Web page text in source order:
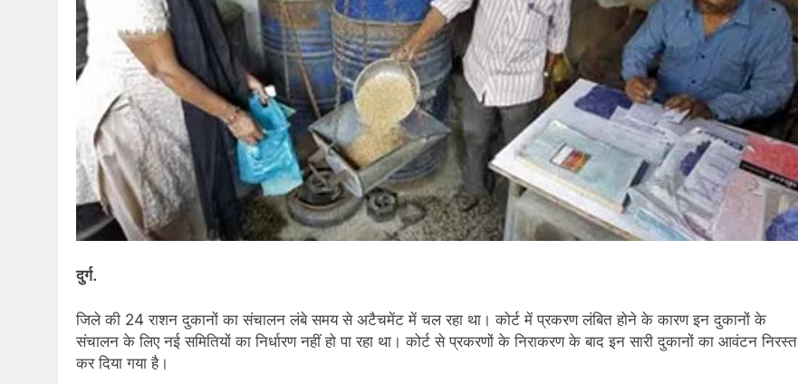
दुर्ग.
जिले की 24 राशन दुकानों का संचालन लंबे समय से अटैचमेंट में चल रहा था। कोर्ट में प्रकरण लंबित होने के कारण इन दुकानों के
संचालन के लिए नई समितियों का निर्धारण नहीं हो पा रहा था। कोर्ट से प्रकरणों के निराकरण के बाद इन सारी दुकानों का आवंटन निरस्त
कर दिया गया है।